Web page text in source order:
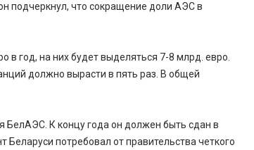
подчеркнул, что сокращение доли АЭС в
год, на них будет выделяться 7-8 млрд. евро.
должно вырасти в пять раз. В общей
БелАЭС. К концу года он должен быть сдан в
потребовал от правительства четкого